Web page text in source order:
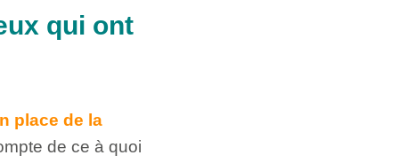
qui ont
place de la
de ce à quoi